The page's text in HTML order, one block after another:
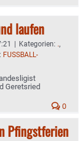
laufen
| Kategorien: .,
FUSSBALL-
Geretsried
0
Pfingstferien